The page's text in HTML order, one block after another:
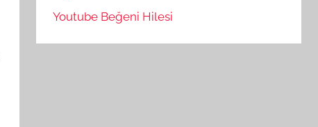
Youtube Beğeni Hilesi